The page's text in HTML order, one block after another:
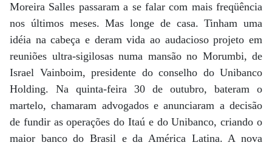
Moreira Salles passaram a se falar com mais freqüência
nos últimos meses. Mas longe de casa. Tinham uma
idéia na cabeça e deram vida ao audacioso projeto em
reuniões ultra-sigilosas numa mansão no Morumbi, de
Israel Vainboim, presidente do conselho do Unibanco
Holding. Na quinta-feira 30 de outubro, bateram o
martelo, chamaram advogados e anunciaram a decisão
de fundir as operações do Itaú e do Unibanco, criando o
maior banco do Brasil e da América Latina. A nova